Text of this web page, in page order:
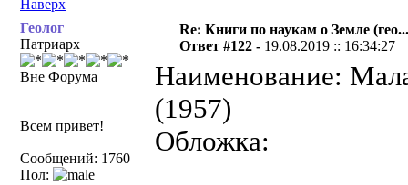
Наверх
Геолог
Патриарх
Вне Форума
Всем привет!
Сообщений: 1760
Пол:
Re: Книги по наукам о Земле
Ответ #122 - 19.08.2019 :: 16:34:27
Наименование:
(1957)
Обложка: